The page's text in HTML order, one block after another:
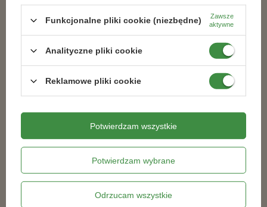
SUBSTRAL 100 dni nawóz do
Nawóz Do Trawnika – Regenerator 60
Funkcjonalne pliki cookie (niezbędne)
Zawsze
aktywne
Analityczne pliki cookie
Reklamowe pliki cookie
Potwierdzam wybrane
Odrzucam wszystkie
Potwierdzam wszystkie